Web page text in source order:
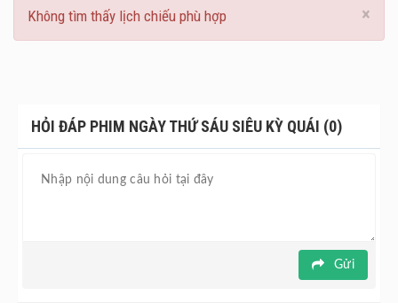
×
Không tìm thấy lịch chiếu phù hợp
HỎI ĐÁP PHIM NGÀY THỨ SÁU SIÊU KỲ QUÁI (0)
Gửi